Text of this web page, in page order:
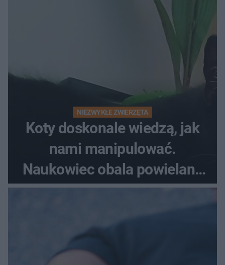
NIEZWYKŁE ZWIERZĘTA
Koty doskonale wiedzą, jak
nami manipulować.
Naukowiec obala powielane
od lat mity na ich temat